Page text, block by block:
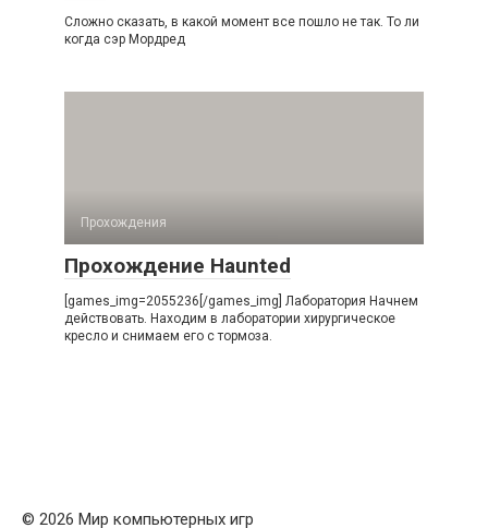
Сложно сказать, в какой момент все пошло не так. То ли
когда сэр Мордред
Прохождения
Прохождение Haunted
[games_img=2055236[/games_img] Лаборатория Начнем
действовать. Находим в лаборатории хирургическое
кресло и снимаем его с тормоза.
© 2026 Мир компьютерных игр